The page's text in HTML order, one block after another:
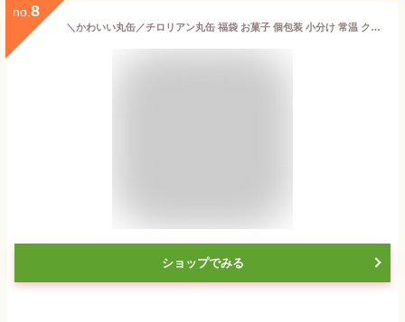
no. 8
＼かわいい丸缶／チロリアン丸缶 福袋 お菓子 個包装 小分け 常温 クッキー スイーツ ギフト ばらまき お祝い お礼 職場 お土産 手土産 差し入れ 退職 お世話になりました 引越し 焼き菓子 中元 お取り寄せ 福岡 有名 大人気 千鳥屋
ショップでみる